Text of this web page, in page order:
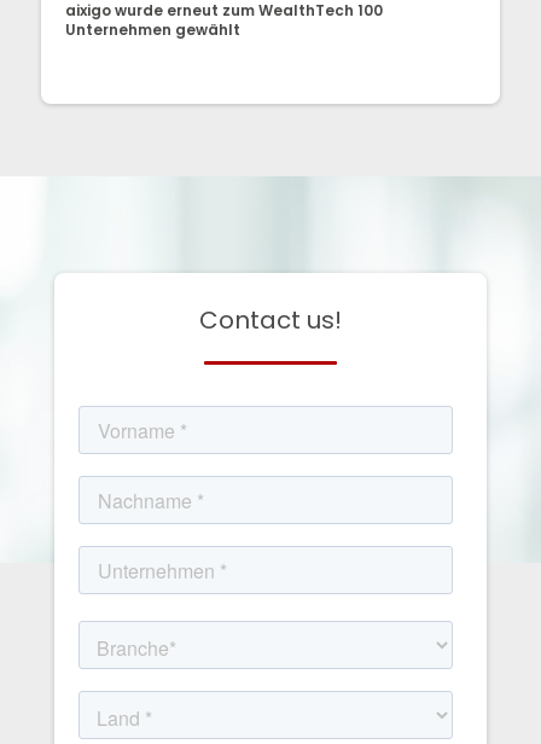
aixigo wurde erneut zum WealthTech 100
Unternehmen gewählt
Contact us!